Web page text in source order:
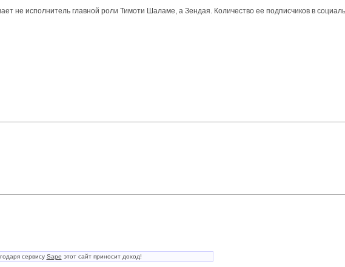
не исполнитель главной роли Тимоти Шаламе, а Зендая. Количество ее подписчиков в
сервису Sape этот сайт приносит доход!